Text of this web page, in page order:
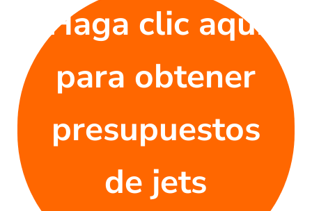
Haga clic aquí
para obtener
presupuestos
de jets